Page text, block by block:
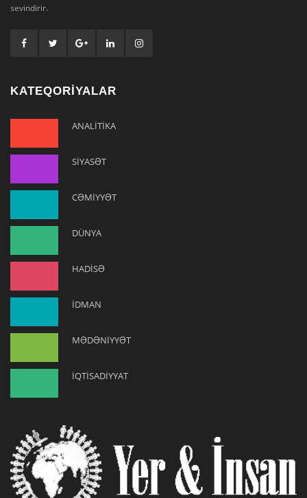
sevindirir.
KATEQORİYALAR
ANALİTİKA
SİYASƏT
CƏMİYYƏT
DÜNYA
HADİSƏ
İDMAN
MƏDƏNİYYƏT
İQTİSADİYYAT